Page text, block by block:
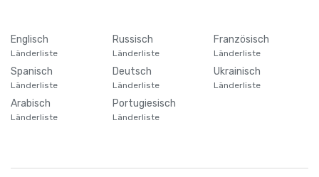
Englisch
Länderliste
Russisch
Länderliste
Französisch
Länderliste
Spanisch
Länderliste
Deutsch
Länderliste
Ukrainisch
Länderliste
Arabisch
Länderliste
Portugiesisch
Länderliste